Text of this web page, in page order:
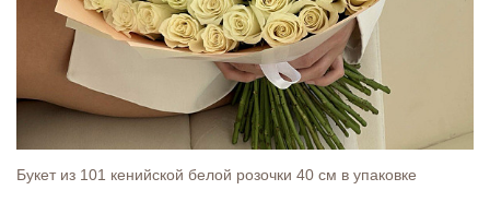
Букет из 101 кенийской белой розочки 40 см в упаковке